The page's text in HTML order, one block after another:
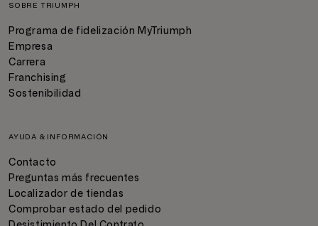
SOBRE TRIUMPH
Programa de fidelización MyTriumph
Empresa
Carrera
Franchising
Sostenibilidad
AYUDA & INFORMACIÓN
Contacto
Preguntas más frecuentes
Localizador de tiendas
Comprobar estado del pedido